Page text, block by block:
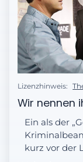
Lizenzhinweis:
Wir nennen
Ein als der
kurz vor der